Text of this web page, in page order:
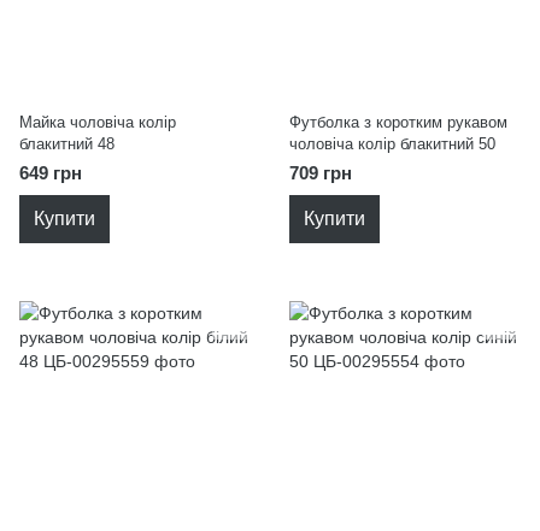
Майка чоловіча колір
блакитний 48
649 грн
Купити
Футболка з коротким рукавом
чоловіча колір блакитний 50
709 грн
Купити